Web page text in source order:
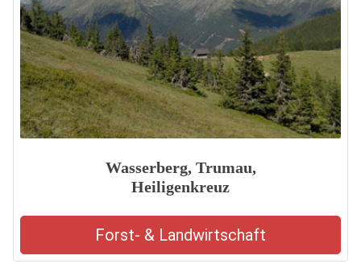
Wasserberg, Trumau,
Heiligenkreuz
Forst- & Landwirtschaft